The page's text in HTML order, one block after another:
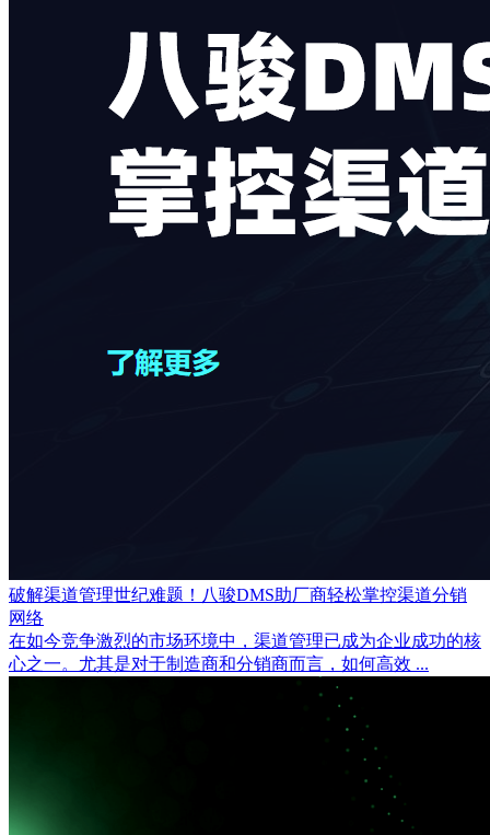
破解渠道管理世纪难题！八骏DMS助厂商轻松掌控渠道分销
网络
在如今竞争激烈的市场环境中，渠道管理已成为企业成功的核
心之一。尤其是对于制造商和分销商而言，如何高效 ...